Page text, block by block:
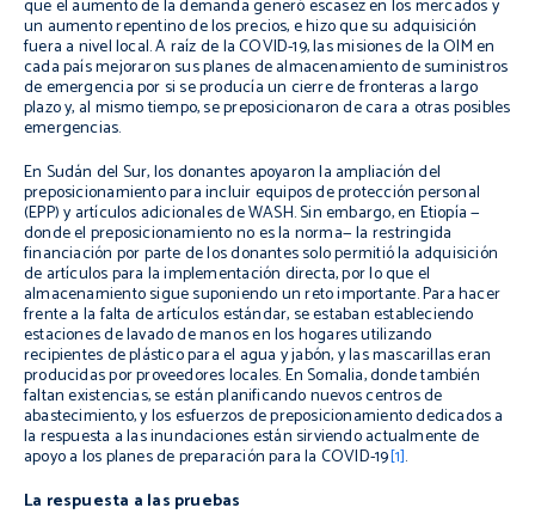
que el aumento de la demanda generó escasez en los mercados y
un aumento repentino de los precios, e hizo que su adquisición
fuera a nivel local. A raíz de la COVID-19, las misiones de la OIM en
cada país mejoraron sus planes de almacenamiento de suministros
de emergencia por si se producía un cierre de fronteras a largo
plazo y, al mismo tiempo, se preposicionaron de cara a otras posibles
emergencias.
En Sudán del Sur, los donantes apoyaron la ampliación del
preposicionamiento para incluir equipos de protección personal
(EPP) y artículos adicionales de WASH. Sin embargo, en Etiopía —
donde el preposicionamiento no es la norma— la restringida
financiación por parte de los donantes solo permitió la adquisición
de artículos para la implementación directa, por lo que el
almacenamiento sigue suponiendo un reto importante. Para hacer
frente a la falta de artículos estándar, se estaban estableciendo
estaciones de lavado de manos en los hogares utilizando
recipientes de plástico para el agua y jabón, y las mascarillas eran
producidas por proveedores locales. En Somalia, donde también
faltan existencias, se están planificando nuevos centros de
abastecimiento, y los esfuerzos de preposicionamiento dedicados a
la respuesta a las inundaciones están sirviendo actualmente de
apoyo a los planes de preparación para la COVID-19[1].
La respuesta a las pruebas